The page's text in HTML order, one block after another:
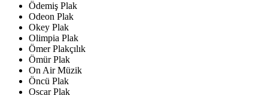
Ödemiş Plak
Odeon Plak
Okey Plak
Olimpia Plak
Ömer Plakçılık
Ömür Plak
On Air Müzik
Öncü Plak
Oscar Plak